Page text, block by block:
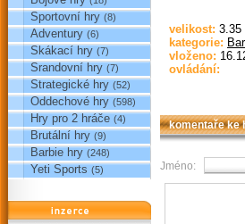
Sportovní hry (8)
Adventury (6)
Skákací hry (7)
Srandovní hry (7)
Strategické hry (52)
Oddechové hry (598)
Hry pro 2 hráče (4)
Brutální hry (9)
Barbie hry (248)
Yeti Sports (5)
reklama
velikost: 3.35
kategorie:
vloženo:
ovládání:
komentaře ke
Jméno: